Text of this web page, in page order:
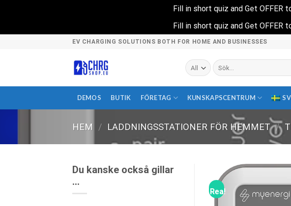
Fill in short quiz and Get OFFER
Fill in short quiz and Get OFFER
EV CHARGING SOLUTIONS BOTH FOR HOME AND BUSINESSES
Sök
efter:
DEMOS BUTIK FÖRETAG KUNSKAPSCENTRUM
HEM / LADDNINGSSTATIONER FÖR HEMMET /
Du kanske också gillar
…
Rea!